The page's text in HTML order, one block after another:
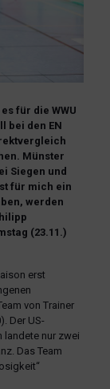
für die WWU
bei den EN
Münster
Siegen und
für mich ein
werden
(23.11.)
erst
von Trainer
Der US-
landete nur zwei
Das Team